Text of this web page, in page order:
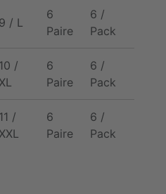
9 / L
6
Paire
6 /
Pack
10 /
XL
6
Paire
6 /
Pack
11 /
XXL
6
Paire
6 /
Pack